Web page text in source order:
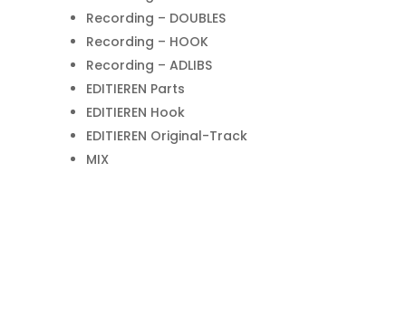
Recording – DOUBLES
Recording – HOOK
Recording – ADLIBS
EDITIEREN Parts
EDITIEREN Hook
EDITIEREN Original-Track
MIX